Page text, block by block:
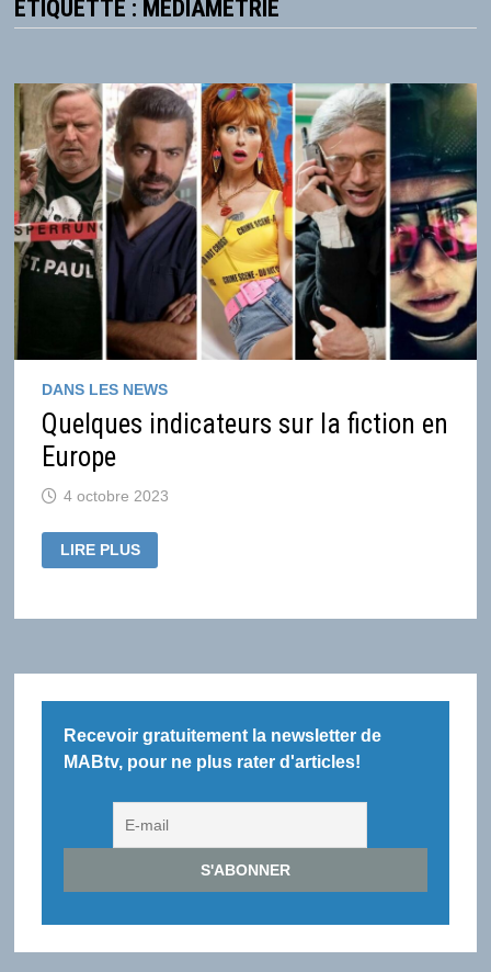
ÉTIQUETTE : MÉDIAMÉTRIE
DANS LES NEWS
Quelques indicateurs sur la fiction en
Europe
4 octobre 2023
QUELQUES
INDICATEURS
EN
LIRE PLUS
Recevoir gratuitement la newsletter de
MABtv, pour ne plus rater d'articles!